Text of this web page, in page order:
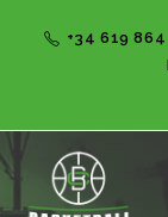
+34 619